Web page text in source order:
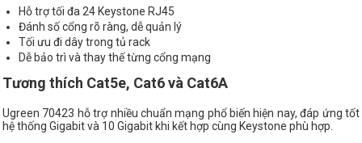
Hỗ trợ tối đa 24 Keystone RJ45
Đánh số cổng rõ ràng, dễ quản lý
Tối ưu đi dây trong tủ rack
Dễ bảo trì và thay thế từng cổng mạng
Tương thích Cat5e, Cat6 và Cat6A
Ugreen 70423 hỗ trợ nhiều chuẩn mạng phổ biến hiện nay, đáp ứng tốt
hệ thống Gigabit và 10 Gigabit khi kết hợp cùng Keystone phù hợp.